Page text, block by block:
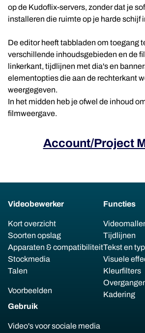
op de Kudoflix-servers, zonder dat je
installeren die ruimte op je harde schijf
De editor heeft tabbladen om toegang
verschillende inhoudsgebieden en de
linkerkant, tijdlijnen met dia's en
elementopties die aan de rechterkant
weergegeven.
In het midden heb je ofwel de inhoud
filmweergave.
Account/Project
Videobewerker
Kort overzicht
Soorten opslag
Apparaten & compatibiliteit
Stockmedia
Talen
Voorbeelden
Functies
Tijdlijnen
Tekst en
Visuele
Kleurfilters
Kadering
Gebruik
Video's voor sociale media